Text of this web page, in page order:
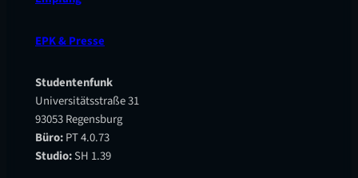
EPK & Presse
Studentenfunk
Universitätsstraße 31
93053 Regensburg
Büro:PT 4.0.73
Studio:SH 1.39